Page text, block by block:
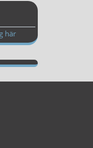
här